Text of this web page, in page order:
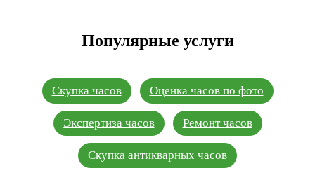
Популярные услуги
Скупка часов Оценка часов по фото
Экспертиза часов Ремонт часов
Скупка антикварных часов